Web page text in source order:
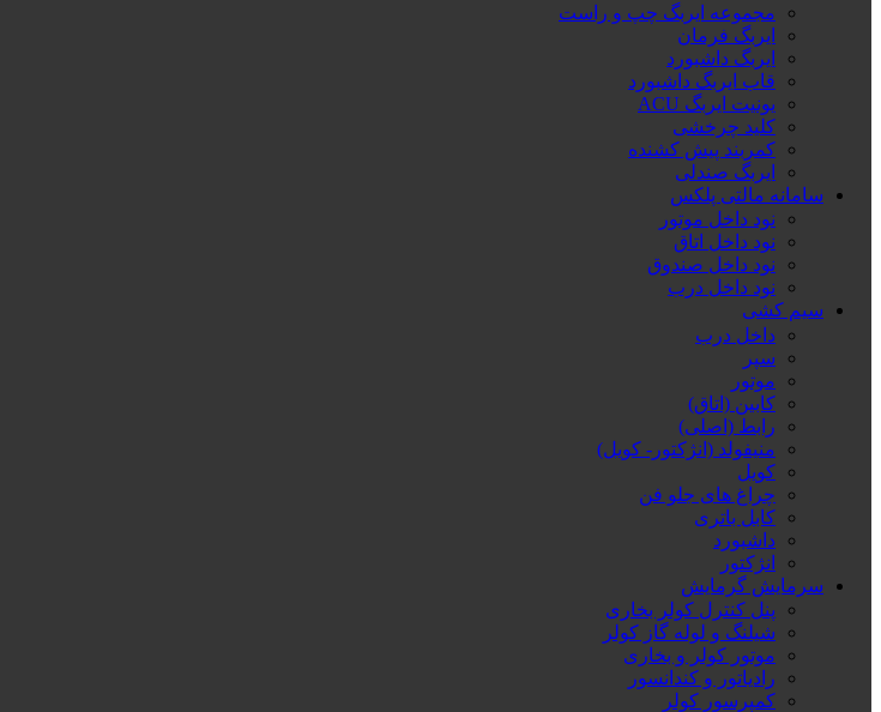
مجموعه ایربگ چپ و راست
ایربگ فرمان
ایربگ داشبورد
قاب ایربگ داشبورد
یونیت ایربگ ACU
کلید چرخشی
کمربند پیش کشنده
ایربگ صندلی
سامانه مالتی پلکس
نود داخل موتور
نود داخل اتاق
نود داخل صندوق
نود داخل درب
سیم کشی
داخل درب
سپر
موتور
کابین (اتاق)
رابط (اصلی)
منیفولد (انژکتور- کویل)
کویل
چراغ های جلو فن
کابل باتری
داشبورد
انژکتور
سرمایش گرمایش
پنل کنترل کولر بخاری
شیلنگ و لوله گاز کولر
موتور کولر و بخاری
رادیاتور و کندانسور
کمپرسور کولر